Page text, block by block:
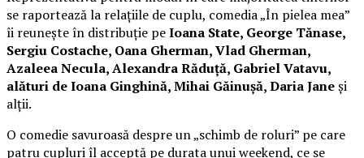
se raportează la relațiile de cuplu, comedia „În pielea mea”
îi reunește în distribuție peIoana State, George Tănase,
Sergiu Costache, Oana Gherman, Vlad Gherman,
Azaleea Necula, Alexandra Răduță, Gabriel Vatavu,
alături de Ioana Ginghină, Mihai Găinușă, Daria Janeși
alții.
O comedie savuroasă despre un „schimb de roluri” pe care
patru cupluri îl acceptă pe durata unui weekend, ce se